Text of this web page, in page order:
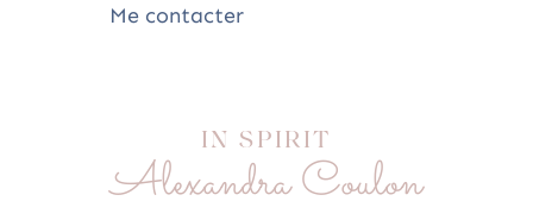
Me contacter
IN SPIRIT
Alexandra Coulon